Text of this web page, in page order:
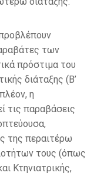
των
πρόστιμα του
διάταξης (Β’
η
τις παραβάσεις
της περαιτέρω
τους (όπως
Κτηνιατρικής,